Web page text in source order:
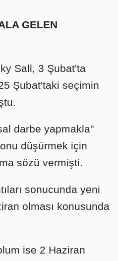
GELEN
Sall, 3 Şubat'ta
Şubat'taki seçimin
darbe yapmakla"
düşürmek için
sözü vermişti.
sonucunda yeni
olması konusunda
ise 2 Haziran